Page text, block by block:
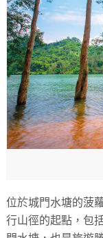
位於城門水塘的菠
行山徑的起點，包